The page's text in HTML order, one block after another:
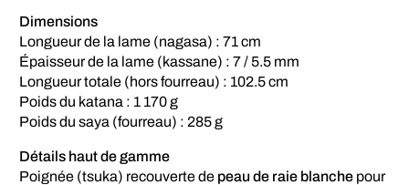
Dimensions
Longueur de la lame (nagasa) : 71 cm
Épaisseur de la lame (kassane) : 7 / 5.5 mm
Longueur totale (hors fourreau) : 102.5 cm
Poids du katana : 1 170 g
Poids du saya (fourreau) : 285 g
Détails haut de gamme
Poignée (tsuka) recouverte de peau de raie blanche pour